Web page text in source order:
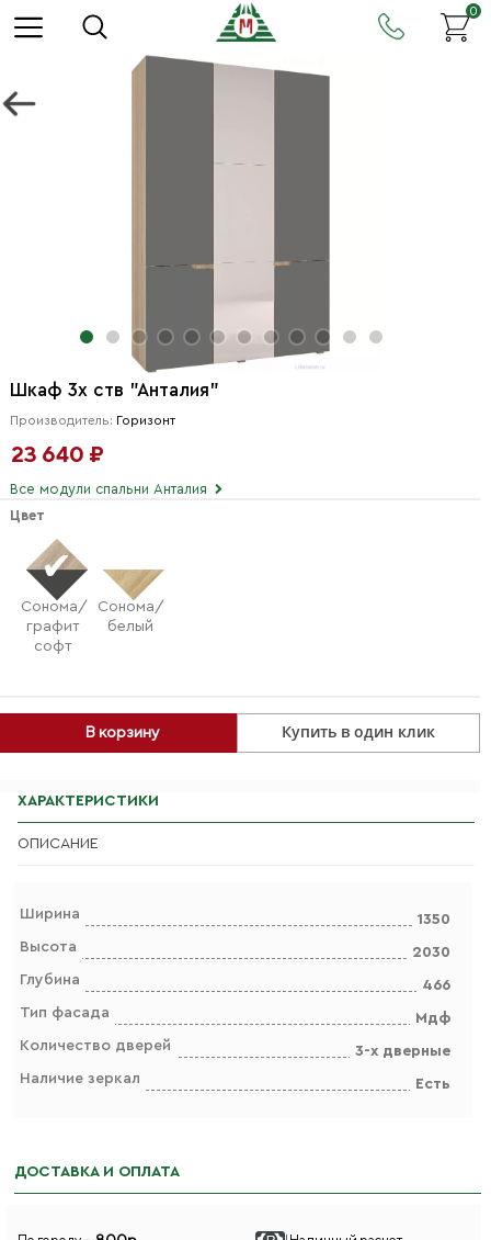
0
Шкаф 3х ств "Анталия"
Производитель: Горизонт
23 640 ₽
В корзину Купить в один клик
Цвет
Сонома/
графит
софт
Сонома/
белый
Все модули спальни Анталия
ХАРАКТЕРИСТИКИ
ОПИСАНИЕ
Ширина
1350
Высота
2030
Глубина
466
Тип фасада
Мдф
Количество дверей
3-х дверные
Наличие зеркал
Есть
ДОСТАВКА И ОПЛАТА